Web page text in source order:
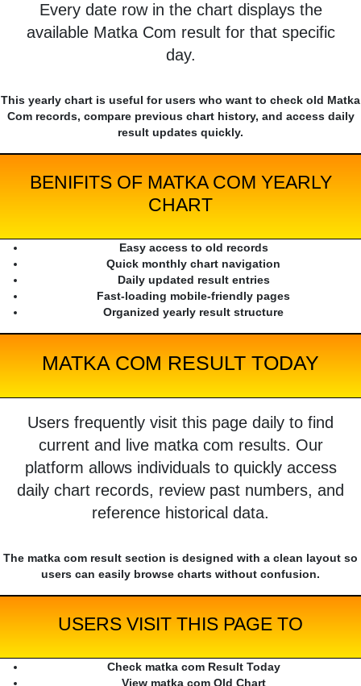
Every date row in the chart displays the
available Matka Com result for that specific
day.
This yearly chart is useful for users who want to check old Matka
Com records, compare previous chart history, and access daily
result updates quickly.
BENIFITS OF MATKA COM YEARLY
CHART
Easy access to old records
Quick monthly chart navigation
Daily updated result entries
Fast-loading mobile-friendly pages
Organized yearly result structure
MATKA COM RESULT TODAY
Users frequently visit this page daily to find
current and live matka com results. Our
platform allows individuals to quickly access
daily chart records, review past numbers, and
reference historical data.
The matka com result section is designed with a clean layout so
users can easily browse charts without confusion.
USERS VISIT THIS PAGE TO
Check matka com Result Today
View matka com Old Chart